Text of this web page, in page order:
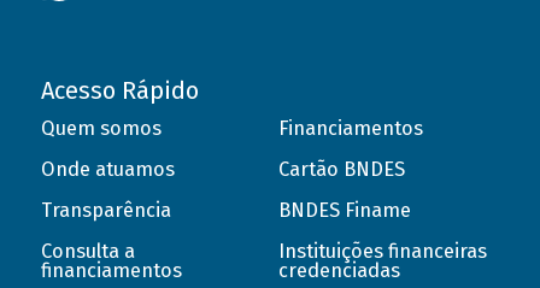
Acesso Rápido
Quem somos
Onde atuamos
Transparência
Consulta a
financiamentos
Financiamentos
Cartão BNDES
BNDES Finame
Instituições financeiras
credenciadas